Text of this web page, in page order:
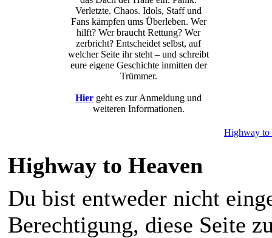
Verletzte. Chaos. Idols, Staff und
Fans kämpfen ums Überleben. Wer
hilft? Wer braucht Rettung? Wer
zerbricht? Entscheidet selbst, auf
welcher Seite ihr steht – und schreibt
eure eigene Geschichte inmitten der
Trümmer.
Hier geht es zur Anmeldung und
weiteren Informationen.
Highway to
Highway to Heaven
Du bist entweder nicht
Berechtigung, diese Seite